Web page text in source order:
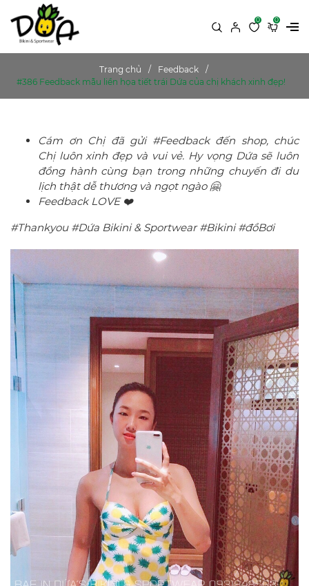
0 0
Trang chủ
Feedback
#386 Feedback mẫu liền họa tiết trái Dứa của chị khách xinh đẹp!
Cám ơn Chị đã gửi #Feedback đến shop, chúc
Chị luôn xinh đẹp và vui vẻ. Hy vọng Dứa sẽ luôn
đồng hành cùng bạn trong những chuyến đi du
lịch thật dễ thương và ngọt ngào 🤗
Feedback LOVE ❤️
#Thankyou #Dứa Bikini & Sportwear #Bikini #đồBơi